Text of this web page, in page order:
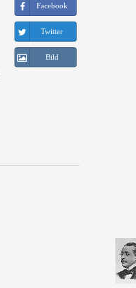
Facebook
Twitter
Bild